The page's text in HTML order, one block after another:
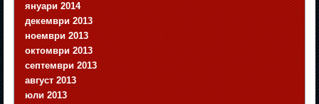
януари 2014
декември 2013
ноември 2013
октомври 2013
септември 2013
август 2013
юли 2013